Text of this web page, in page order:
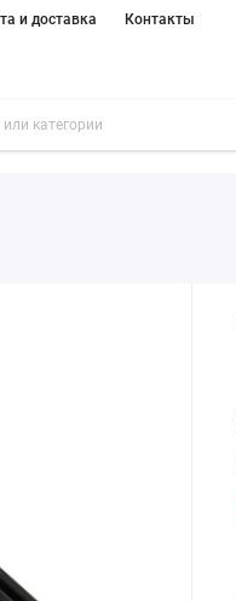
и доставка Контакты